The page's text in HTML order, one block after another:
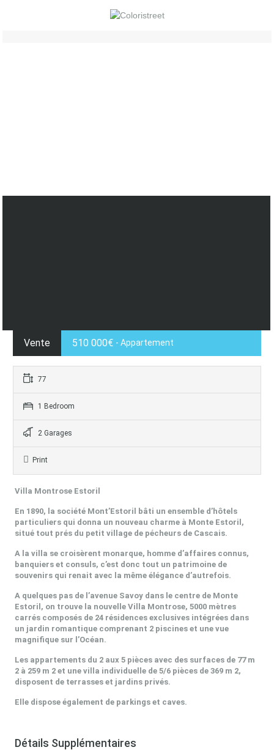
Vente 510 000€ - Appartement
77
1 Bedroom
2 Garages
Print
Villa Montrose Estoril
En 1890, la société Mont’Estoril bâti un ensemble d’hôtels
particuliers qui donna un nouveau charme à Monte Estoril,
situé tout prés du petit village de pécheurs de Cascais.
A la villa se croisèrent monarque, homme d’affaires connus,
banquiers et consuls, c’est donc tout un patrimoine de
souvenirs qui renait avec la même élégance d’autrefois.
A quelques pas de l’avenue Savoy dans le centre de Monte
Estoril, on trouve la nouvelle Villa Montrose, 5000 mètres
carrés composés de 24 résidences exclusives intégrées dans
un jardin romantique comprenant 2 piscines et une vue
magnifique sur l’Océan.
Les appartements du 2 aux 5 pièces avec des surfaces de 77 m
2 à 259 m 2 et une villa individuelle de 5/6 pièces de 369 m 2,
disposent de terrasses et jardins privés.
Elle dispose également de parkings et caves.
Détails Supplémentaires